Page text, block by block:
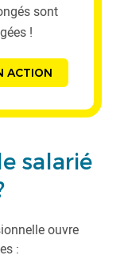
sont
!
ACTION
salarié
ouvre
: